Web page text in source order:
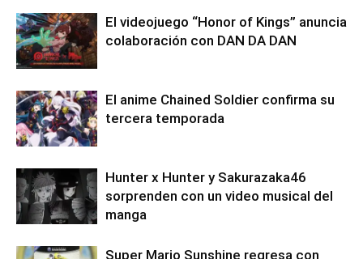
El videojuego “Honor of Kings” anuncia
colaboración con DAN DA DAN
El anime Chained Soldier confirma su
tercera temporada
Hunter x Hunter y Sakurazaka46
sorprenden con un video musical del
manga
Super Mario Sunshine regresa con